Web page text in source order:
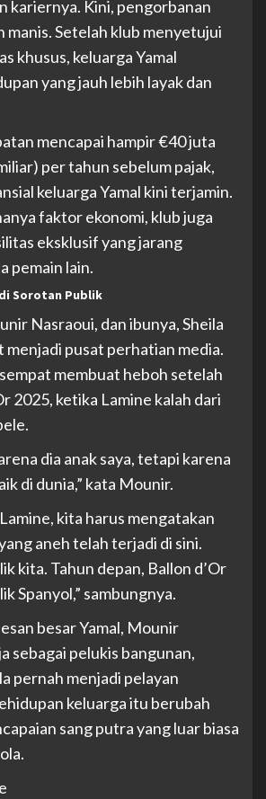
kariernya. Kini, pengorbanan
manis. Setelah klub menyetujui
khusus, keluarga Yamal
yang jauh lebih layak dan
mencapai hampir €40 juta
per tahun sebelum pajak,
keluarga Yamal kini terjamin.
faktor ekonomi, klub juga
eksklusif yang jarang
pemain lain.
Sorotan Publik
Nasraoui, dan ibunya, Sheila
menjadi pusat perhatian media.
membuat heboh setelah
2025, ketika Lamine kalah dari
dia anak saya, tetapi karena
di dunia,” kata Mounir.
kita harus mengatakan
aneh telah terjadi di sini.
kita. Tahun depan, Ballon d’Or
Spanyol,” sambungnya.
besar Yamal, Mounir
sebagai pelukis bangunan,
pernah menjadi pelayan
keluarga itu berubah
sang putra yang luar biasa